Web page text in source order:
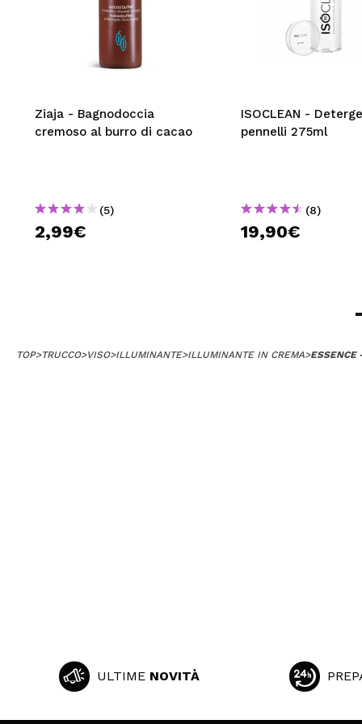
Ziaja - Bagnodoccia
cremoso al burro di cacao
(5)
2,99€
ISOCLEAN -
pennelli 275ml
(8)
19,90€
TOP>TRUCCO>VISO>ILLUMINANTE>ILLUMINANTE IN CREMA>ESSENCE
ULTIME NOVITÀ